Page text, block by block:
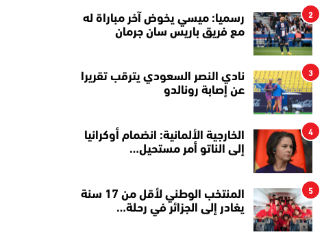
2
رسميا: ميسي يخوض آخر مباراة له
مع فريق باريس سان جرمان
3
نادي النصر السعودي يترقب تقريرا
عن إصابة رونالدو
4
الخارجية الألمانية: انضمام أوكرانيا
إلى الناتو أمر مستحيل…
5
المنتخب الوطني لأقل من 17 سنة
يغادر إلى الجزائر في رحلة…